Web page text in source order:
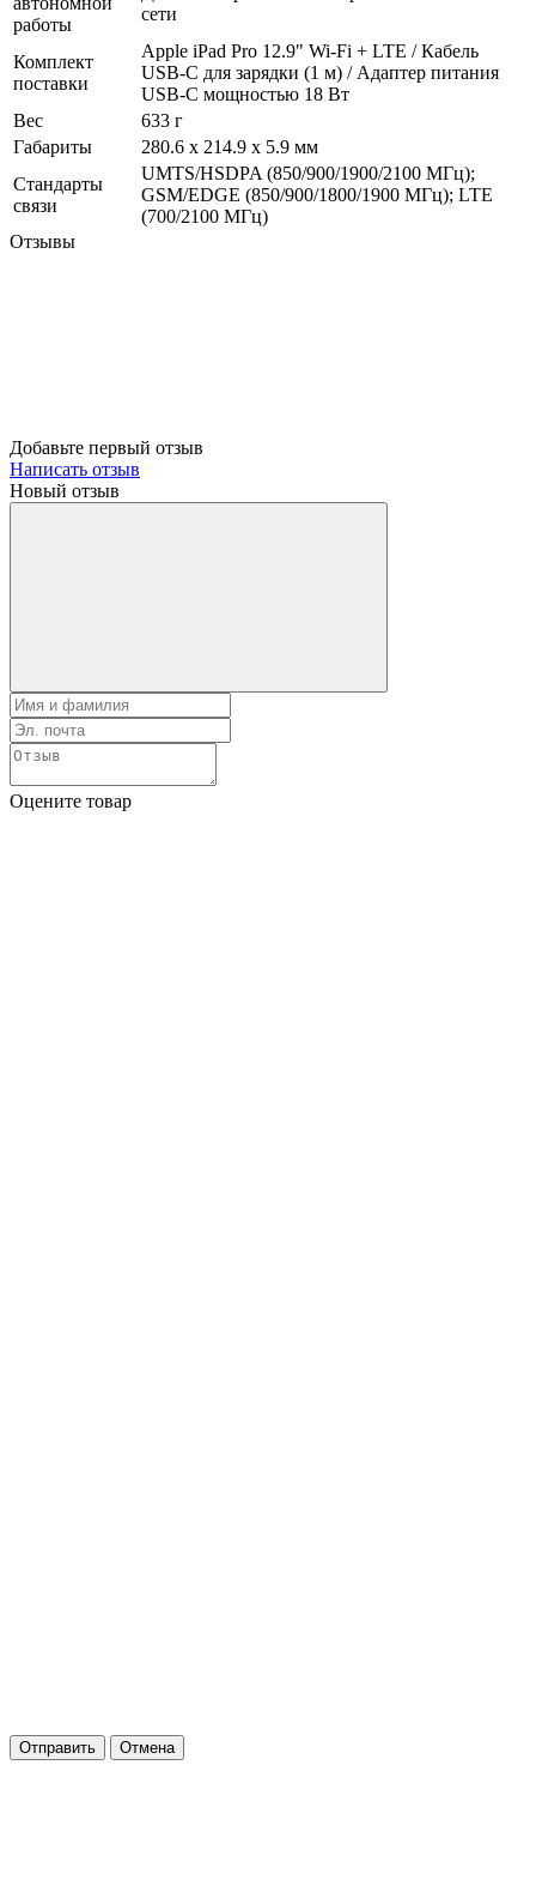
работы
сети
Комплект
поставки
Apple iPad Pro 12.9" Wi-Fi + LTE / Кабель
USB‑C для зарядки (1 м) / Адаптер питания
USB‑C мощностью 18 Вт
Вес
633 г
Габариты
280.6 x 214.9 x 5.9 мм
Стандарты
связи
UMTS/HSDPA (850/900/1900/2100 МГц);
GSM/EDGE (850/900/1800/1900 МГц); LTE
(700/2100 МГц)
Отзывы
Добавьте первый отзыв
Написать отзыв
Новый отзыв
Оцените товар
Отправить Отмена